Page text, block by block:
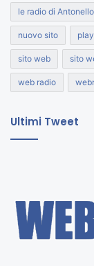
le radio di
nuovo sito
sito web sito
web radio
Ultimi Tweet